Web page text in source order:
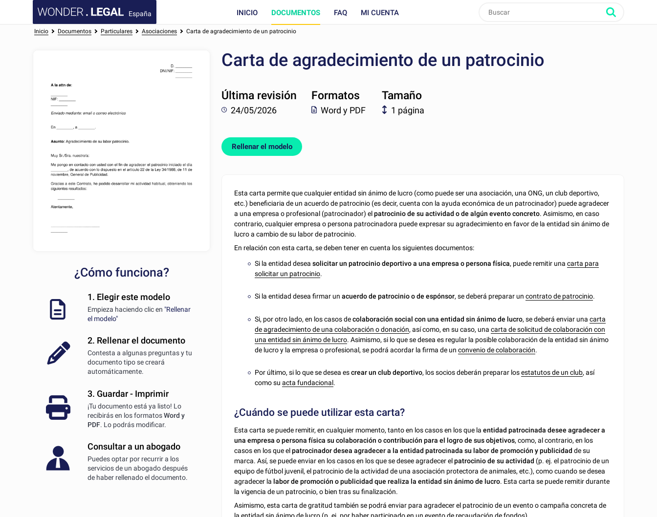
España INICIO DOCUMENTOS FAQ MI CUENTA
Inicio Documentos Particulares Asociaciones Carta de agradecimiento de un patrocinio
¿Cómo funciona?
1. Elegir este modelo
Empieza haciendo clic en "Rellenar
el modelo"
2. Rellenar el documento
Contesta a algunas preguntas y tu
documento tipo se creará
automáticamente.
3. Guardar - Imprimir
¡Tu documento está ya listo! Lo
recibirás en los formatosWord y
PDF. Lo podrás modificar.
Consultar a un abogado
Puedes optar por recurrir a los
servicios de un abogado después
de haber rellenado el documento.
Carta de agradecimiento de un patrocinio
Última revisión
24/05/2026
Formatos
Word y PDF
Tamaño
1 página
Rellenar el modelo
Esta carta permite que cualquier entidad sin ánimo de lucro (como puede ser una asociación, una ONG, un club deportivo,
etc.) beneficiaria de un acuerdo de patrocinio (es decir, cuenta con la ayuda económica de un patrocinador) puede agradecer
a una empresa o profesional (patrocinador) elpatrocinio de su actividad o de algún evento concreto. Asimismo, en caso
contrario, cualquier empresa o persona patrocinadora puede expresar su agradecimiento en favor de la entidad sin ánimo de
lucro a cambio de su labor de patrocinio.
En relación con esta carta, se deben tener en cuenta los siguientes documentos:
Si la entidad deseasolicitar un patrocinio deportivo a una empresa o persona física, puede remitir unacarta para
solicitar un patrocinio.
Si la entidad desea firmar unacuerdo de patrocinio o de espónsor, se deberá preparar uncontrato de patrocinio.
Si, por otro lado, en los casos decolaboración social con una entidad sin ánimo de lucro, se deberá enviar unacarta
de agradecimiento de una colaboración o donación, así como, en su caso, unacarta de solicitud de colaboración con
una entidad sin ánimo de lucro. Asimismo, si lo que se desea es regular la posible colaboración de la entidad sin ánimo
de lucro y la empresa o profesional, se podrá acordar la firma de unconvenio de colaboración.
Por último, si lo que se desea escrear un club deportivo, los socios deberán preparar losestatutos de un club, así
como suacta fundacional.
¿Cuándo se puede utilizar esta carta?
Esta carta se puede remitir, en cualquier momento, tanto en los casos en los que laentidad patrocinada desee agradecer a
una empresa o persona física su colaboración o contribución para el logro de sus objetivos, como, al contrario, en los
casos en los que elpatrocinador desea agradecer a la entidad patrocinada su labor de promoción y publicidad de su
marca. Así, se puede enviar en los casos en los que se desee agradecer elpatrocinio de su actividad (p. ej. el patrocinio de un
equipo de fútbol juvenil, el patrocinio de la actividad de una asociación protectora de animales, etc.), como cuando se desea
agradecer la labor de promoción o publicidad que realiza la entidad sin ánimo de lucro. Esta carta se puede remitir durante
la vigencia de un patrocinio, o bien tras su finalización.
Asimismo, esta carta de gratitud también se podrá enviar para agradecer el patrocinio de un evento o campaña concreta de